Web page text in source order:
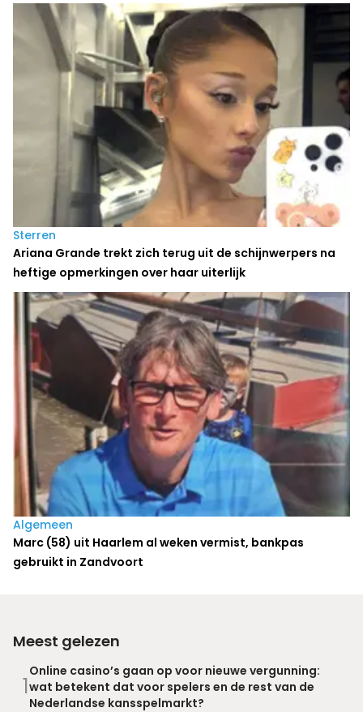
Sterren
Ariana Grande trekt zich terug uit de schijnwerpers na
heftige opmerkingen over haar uiterlijk
Algemeen
Marc (58) uit Haarlem al weken vermist, bankpas
gebruikt in Zandvoort
Meest gelezen
1
Online casino’s gaan op voor nieuwe vergunning:
wat betekent dat voor spelers en de rest van de
Nederlandse kansspelmarkt?